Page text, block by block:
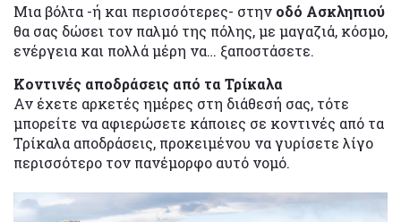
Μια βόλτα -ή και περισσότερες- στην οδό Ασκληπιού
θα σας δώσει τον παλμό της πόλης, με μαγαζιά, κόσμο,
ενέργεια και πολλά μέρη να… ξαποστάσετε.
Κοντινές αποδράσεις από τα Τρίκαλα
Αν έχετε αρκετές ημέρες στη διάθεσή σας, τότε
μπορείτε να αφιερώσετε κάποιες σε κοντινές από τα
Τρίκαλα αποδράσεις, προκειμένου να γυρίσετε λίγο
περισσότερο τον πανέμορφο αυτό νομό.